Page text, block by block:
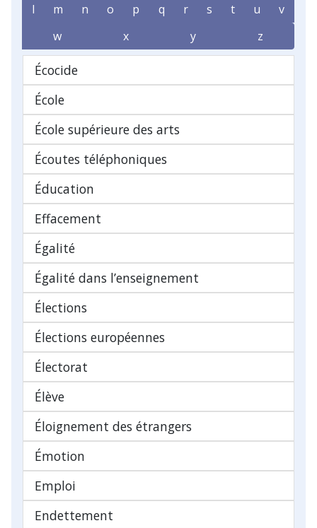
l
m n o p q r s t u
v
w
x y z
Écocide
École
École supérieure des arts
Écoutes téléphoniques
Éducation
Effacement
Égalité
Égalité dans l’enseignement
Élections
Élections européennes
Électorat
Élève
Éloignement des étrangers
Émotion
Emploi
Endettement